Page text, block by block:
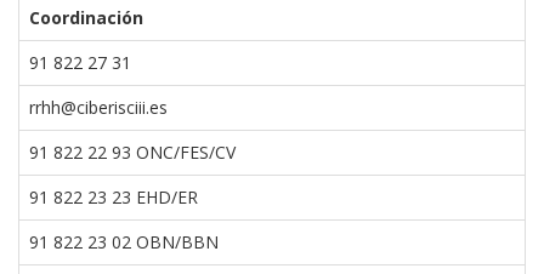
Coordinación
91 822 27 31
rrhh@ciberisciii.es
91 822 22 93 ONC/FES/CV
91 822 23 23 EHD/ER
91 822 23 02 OBN/BBN